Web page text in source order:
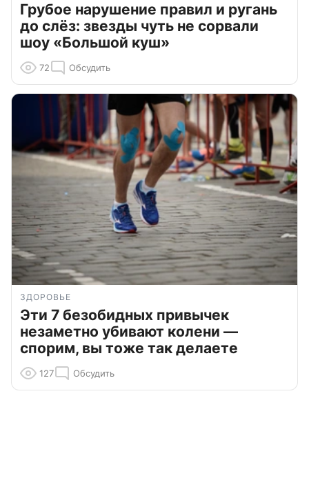
Грубое нарушение правил и ругань
до слёз: звезды чуть не сорвали
шоу «Большой куш»
72 Обсудить
ЗДОРОВЬЕ
Эти 7 безобидных привычек
незаметно убивают колени —
спорим, вы тоже так делаете
127 Обсудить